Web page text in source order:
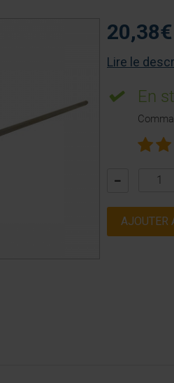
20,38€
Lire le
En
AJOUTER